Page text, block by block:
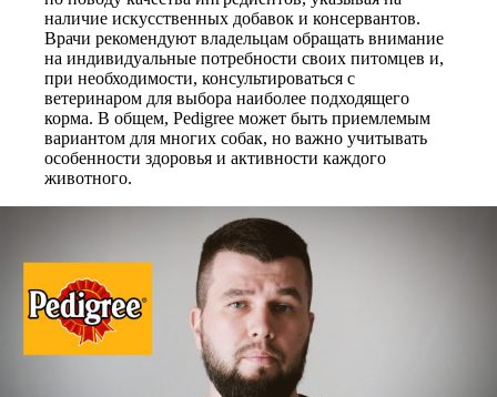
наличие искусственных добавок и консервантов.
Врачи рекомендуют владельцам обращать внимание
на индивидуальные потребности своих питомцев и,
при необходимости, консультироваться с
ветеринаром для выбора наиболее подходящего
корма. В общем, Pedigree может быть приемлемым
вариантом для многих собак, но важно учитывать
особенности здоровья и активности каждого
животного.